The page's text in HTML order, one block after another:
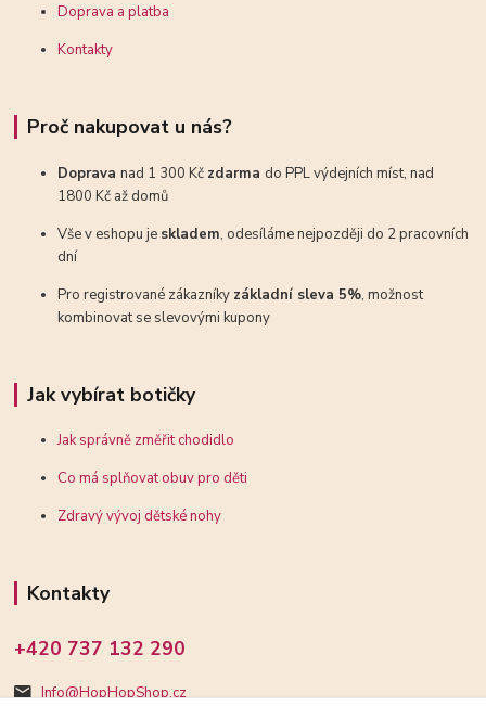
Doprava a platba
Kontakty
Proč nakupovat u nás?
Dopravanad 1 300 Kč zdarma do PPL výdejních míst, nad
1800 Kč až domů
Vše v eshopu je skladem, odesíláme nejpozději do 2 pracovních
dní
Pro registrované zákazníky základní sleva 5%, možnost
kombinovat se slevovými kupony
Jak vybírat botičky
Jak správně změřit chodidlo
Co má splňovat obuv pro děti
Zdravý vývoj dětské nohy
Kontakty
+420 737 132 290
Info@HopHopShop.cz